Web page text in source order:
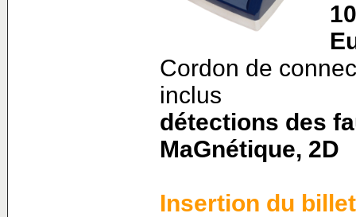
Cordon de
inclus
détections des
MaGnétique, 2D
Insertion du